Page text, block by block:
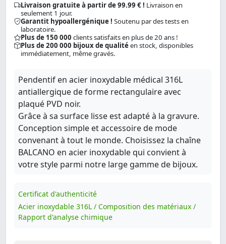
Livraison gratuite à partir de 99.99 € ! Livraison en
seulement 1 jour.
Garantit hypoallergénique ! Soutenu par des tests en
laboratoire.
Plus de 150 000 clients satisfaits en plus de 20 ans !
Plus de 200 000 bijoux de qualitéen stock, disponibles
immédiatement, même gravés.
Pendentif en acier inoxydable médical 316L
antiallergique de forme rectangulaire avec
plaqué PVD noir.
Grâce à sa surface lisse est adapté à la gravure.
Conception simple et accessoire de mode
convenant à tout le monde. Choisissez la chaîne
BALCANO en acier inoxydable qui convient à
votre style parmi notre large gamme de bijoux.
Certificat d'authenticité
Acier inoxydable 316L / Composition des matériaux /
Rapport d'analyse chimique